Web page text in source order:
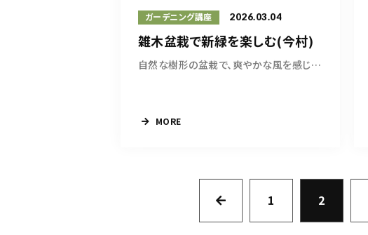
ガーデニング講座 2026.03.04
雑木盆栽で新緑を楽しむ(今村)
自然な樹形の盆栽で、爽やかな風を感じましょう...
MORE
1 2